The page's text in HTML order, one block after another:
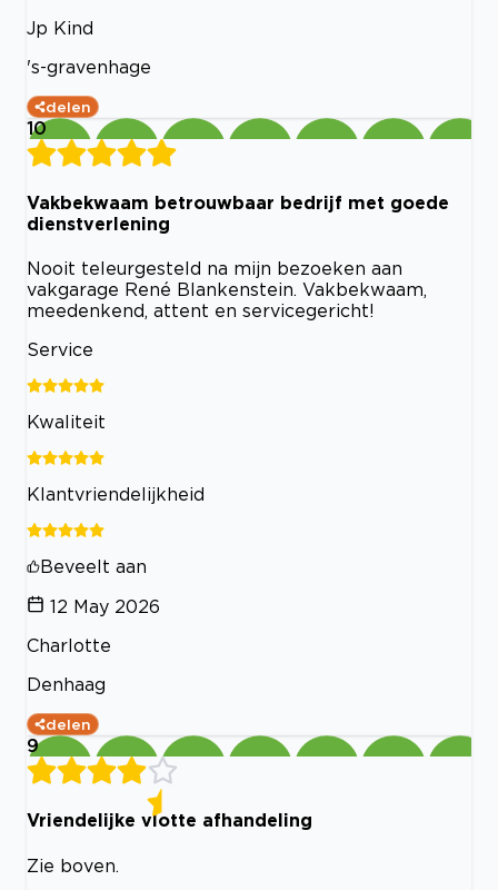
Jp Kind
's-gravenhage
delen
10
Vakbekwaam betrouwbaar bedrijf met goede
dienstverlening
Nooit teleurgesteld na mijn bezoeken aan
vakgarage René Blankenstein. Vakbekwaam,
meedenkend, attent en servicegericht!
Service
Kwaliteit
Klantvriendelijkheid
Beveelt aan
12 May 2026
Charlotte
Denhaag
delen
9
Vriendelijke vlotte afhandeling
Zie boven.